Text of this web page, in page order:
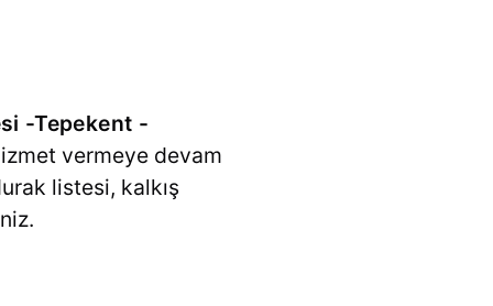
-Tepekent -
vermeye devam
listesi, kalkış